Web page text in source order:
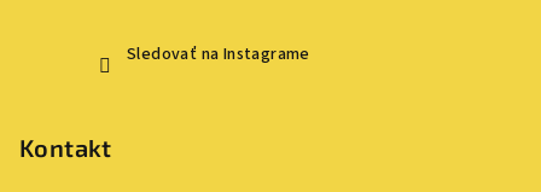
Sledovať na Instagrame
Kontakt